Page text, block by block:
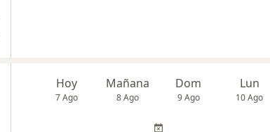
Hoy
7 Ago
Mañana
8 Ago
Dom
9 Ago
Lun
10 Ago